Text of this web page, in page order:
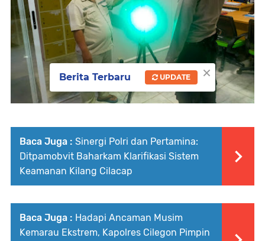
Baca Juga : Sinergi Polri dan Pertamina:
Ditpamobvit Baharkam Klarifikasi Sistem
Keamanan Kilang Cilacap
Baca Juga : Hadapi Ancaman Musim
Kemarau Ekstrem, Kapolres Cilegon Pimpin
×
Berita Terbaru UPDATE